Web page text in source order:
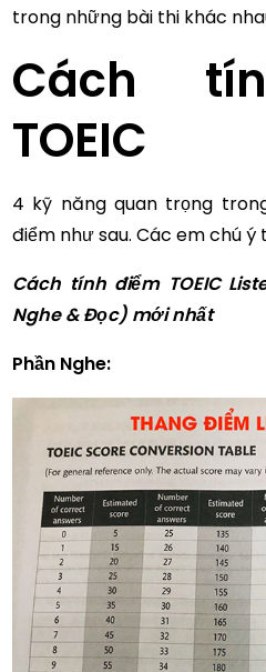
trong những bài thi khác
Cách
TOEIC
4 kỹ năng quan trọng
điểm như sau. Các em chú ý
Cách tính điểm TOEIC
Nghe & Đọc) mới nhất
Phần Nghe: